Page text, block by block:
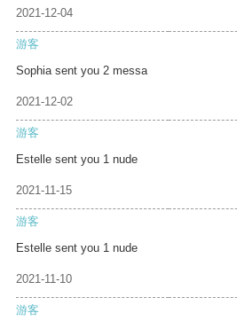
2021-12-04
游客
Sophia sent you 2 messa
2021-12-02
游客
Estelle sent you 1 nude
2021-11-15
游客
Estelle sent you 1 nude
2021-11-10
游客